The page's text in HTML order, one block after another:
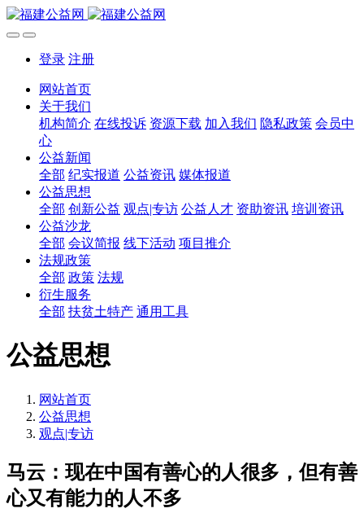
登录 注册
网站首页
关于我们
机构简介 在线投诉 资源下载 加入我们 隐私政策 会员中
心
公益新闻
全部 纪实报道 公益资讯 媒体报道
公益思想
全部 创新公益 观点|专访 公益人才 资助资讯 培训资讯
公益沙龙
全部 会议简报 线下活动 项目推介
法规政策
全部 政策 法规
衍生服务
全部 扶贫土特产 通用工具
公益思想
网站首页
公益思想
观点|专访
马云：现在中国有善心的人很多，但有善
心又有能力的人不多